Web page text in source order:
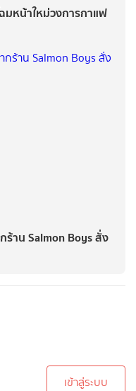
มหน้าใหม่วงการกาแฟ
าน Salmon Boys สั่ง
เข้าสู่ระบบ